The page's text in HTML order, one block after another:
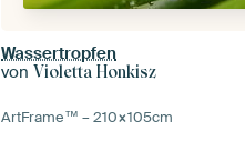
Wassertropfen
vonVioletta Honkisz
ArtFrame™ –210×105cm